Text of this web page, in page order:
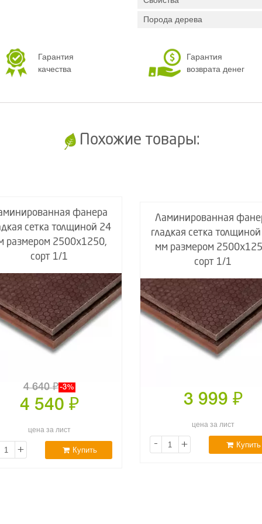
Порода дерева
Гарантия
качества
Гарантия
возврата денег
Похожие товары:
фанера
сетка толщиной 24
размером 2500х1250,
сорт 1/1
4 640₽ -3%
4 540 ₽
цена за лист
+ Купить
Ламинированная
гладкая сетка
мм размером
сорт 1/1
3 999 ₽
цена за лист
- + Купить